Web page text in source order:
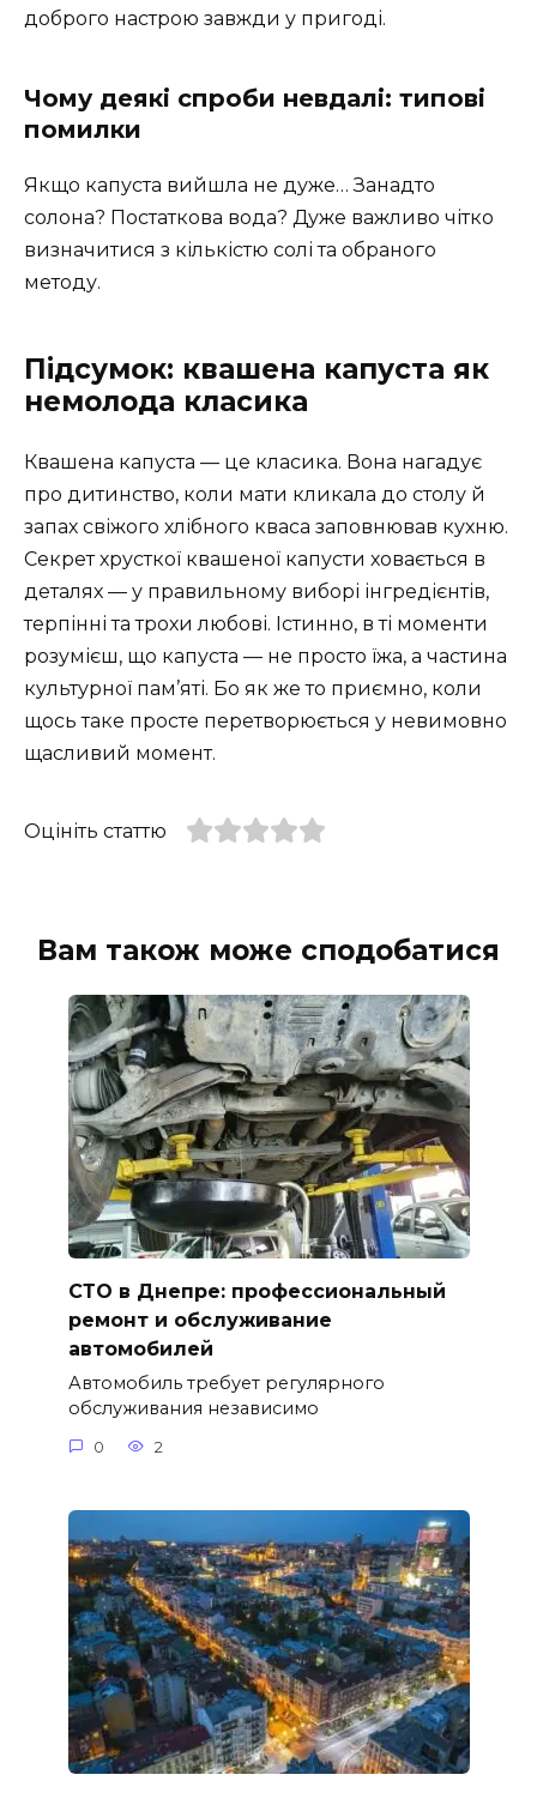
доброго настрою завжди у пригоді.
Чому деякі спроби невдалі: типові
помилки
Якщо капуста вийшла не дуже… Занадто
солона? Постаткова вода? Дуже важливо чітко
визначитися з кількістю солі та обраного
методу.
Підсумок: квашена капуста як
немолода класика
Квашена капуста — це класика. Вона нагадує
про дитинство, коли мати кликала до столу й
запах свіжого хлібного кваса заповнював кухню.
Секрет хрусткої квашеної капусти ховається в
деталях — у правильному виборі інгредієнтів,
терпінні та трохи любові. Істинно, в ті моменти
розумієш, що капуста — не просто їжа, а частина
культурної пам’яті. Бо як же то приємно, коли
щось таке просте перетворюється у невимовно
щасливий момент.
Оцініть статтю
Вам також може сподобатися
СТО в Днепре: профессиональный
ремонт и обслуживание
автомобилей
Автомобиль требует регулярного
обслуживания независимо
0 2